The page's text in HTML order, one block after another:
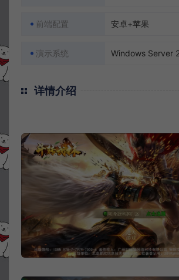
前端配置 安卓+苹果
演示系统 Windows Server
详情介绍